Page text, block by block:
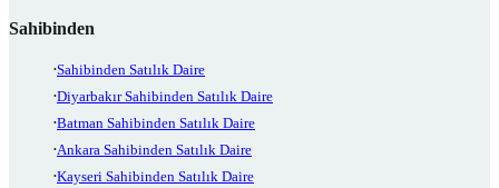
Sahibinden
Sahibinden Satılık Daire
Diyarbakır Sahibinden Satılık Daire
Batman Sahibinden Satılık Daire
Ankara Sahibinden Satılık Daire
Kayseri Sahibinden Satılık Daire